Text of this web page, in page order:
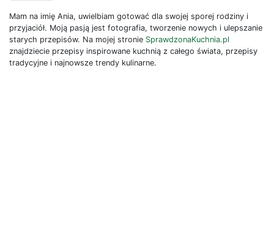
Mam na imię Ania, uwielbiam gotować dla swojej sporej rodziny i
przyjaciół. Moją pasją jest fotografia, tworzenie nowych i ulepszanie
starych przepisów. Na mojej stronie SprawdzonaKuchnia.pl
znajdziecie przepisy inspirowane kuchnią z całego świata, przepisy
tradycyjne i najnowsze trendy kulinarne.